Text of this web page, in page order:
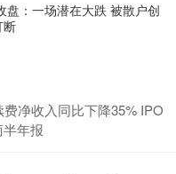
盘：一场潜在大跌 被散户创
断
净收入同比下降35% IPO
年报